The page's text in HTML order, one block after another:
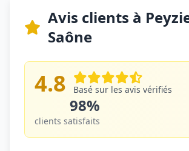
Avis clients à
Saône
4.8 Basé sur les avis vérifiés
98%
clients satisfaits